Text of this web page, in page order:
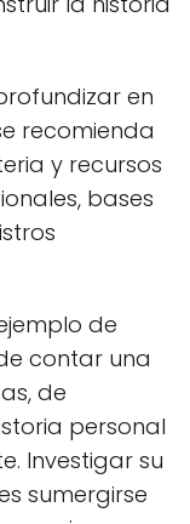
en
recomienda
y recursos
bases
de
contar una
de
personal
Investigar su
sumergirse